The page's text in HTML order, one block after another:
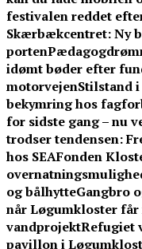
festivalen reddet
Skærbækcentret: Ny
porten
idømt bøder efter
motorvejenStilstand
bekymring hos
for sidste gang – nu
trodser tendensen:
hos SEAFonden
og bålhytteGangbro
når Løgumkloster
vandprojektRefugiet
pavillon i